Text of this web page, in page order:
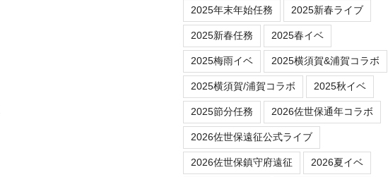
2025年末年始任務 2025新春ライブ
2025新春任務 2025春イベ
2025梅雨イベ 2025横須賀&浦賀コラボ
2025横須賀/浦賀コラボ 2025秋イベ
2025節分任務 2026佐世保通年コラボ
2026佐世保遠征公式ライブ
2026佐世保鎮守府遠征 2026夏イベ